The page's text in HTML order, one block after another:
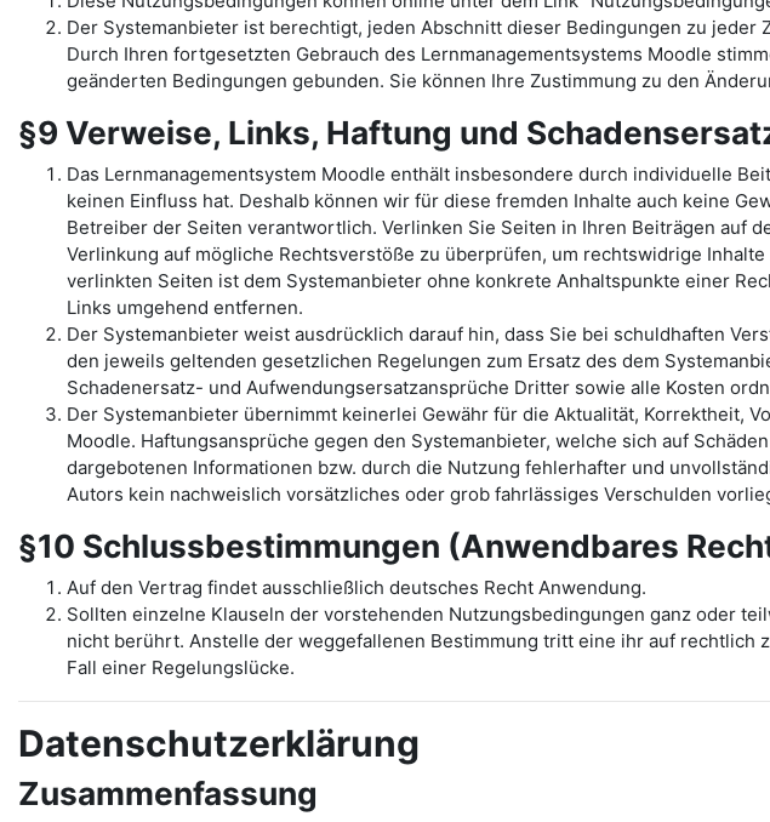
Der Systemanbieter ist berechtigt, jeden Abschnitt dieser Bedingungen zu
Durch Ihren fortgesetzten Gebrauch des Lernmanagementsystems Moodle
geänderten Bedingungen gebunden. Sie können Ihre Zustimmung zu den
§9 Verweise, Links, Haftung und
Das Lernmanagementsystem Moodle enthält insbesondere durch individuelle
keinen Einfluss hat. Deshalb können wir für diese fremden Inhalte auch keine
Betreiber der Seiten verantwortlich. Verlinken Sie Seiten in Ihren Beiträgen auf
Verlinkung auf mögliche Rechtsverstöße zu überprüfen, um rechtswidrige
verlinkten Seiten ist dem Systemanbieter ohne konkrete Anhaltspunkte einer
Links umgehend entfernen.
Der Systemanbieter weist ausdrücklich darauf hin, dass Sie bei schuldhaften
den jeweils geltenden gesetzlichen Regelungen zum Ersatz des dem
Schadenersatz- und Aufwendungsersatzansprüche Dritter sowie alle Kosten
Der Systemanbieter übernimmt keinerlei Gewähr für die Aktualität, Korrektheit,
Moodle. Haftungsansprüche gegen den Systemanbieter, welche sich auf
dargebotenen Informationen bzw. durch die Nutzung fehlerhafter und
Autors kein nachweislich vorsätzliches oder grob fahrlässiges Verschulden
§10 Schlussbestimmungen (Anwendbares
Auf den Vertrag findet ausschließlich deutsches Recht Anwendung.
Sollten einzelne Klauseln der vorstehenden Nutzungsbedingungen ganz oder
nicht berührt. Anstelle der weggefallenen Bestimmung tritt eine ihr auf rechtlich
Fall einer Regelungslücke.
Datenschutzerklärung
Zusammenfassung